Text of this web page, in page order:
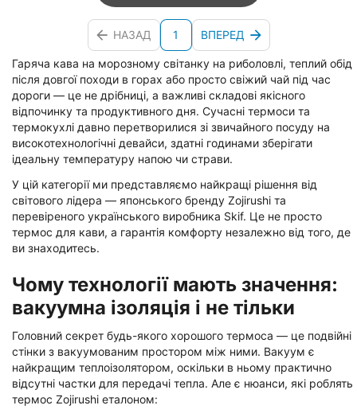
НАЗАД 1 ВПЕРЕД
Гаряча кава на морозному світанку на риболовлі, теплий обід
після довгої походи в горах або просто свіжий чай під час
дороги — це не дрібниці, а важливі складові якісного
відпочинку та продуктивного дня. Сучасні термоси та
термокухлі давно перетворилися зі звичайного посуду на
високотехнологічні девайси, здатні годинами зберігати
ідеальну температуру напою чи страви.
У цій категорії ми представляємо найкращі рішення від
світового лідера — японського бренду Zojirushi та
перевіреного українського виробника Skif. Це не просто
термос для кави, а гарантія комфорту незалежно від того, де
ви знаходитесь.
Чому технології мають значення:
вакуумна ізоляція і не тільки
Головний секрет будь-якого хорошого термоса — це подвійні
стінки з вакуумованим простором між ними. Вакуум є
найкращим теплоізолятором, оскільки в ньому практично
відсутні частки для передачі тепла. Але є нюанси, які роблять
термос Zojirushi еталоном: